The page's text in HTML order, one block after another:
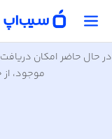
در حال حاضر امکان دریافت
موجود،